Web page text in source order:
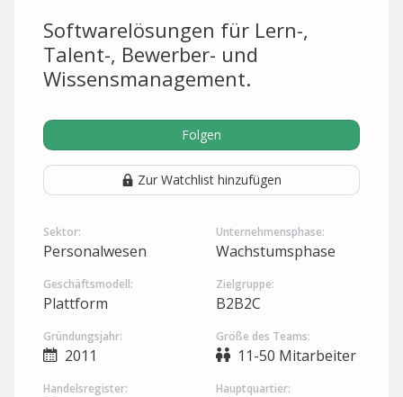
Softwarelösungen für Lern-,
Talent-, Bewerber- und
Wissensmanagement.
Folgen
Zur Watchlist hinzufügen
Sektor:
Personalwesen
Unternehmensphase:
Wachstumsphase
Geschäftsmodell:
Plattform
Zielgruppe:
B2B2C
Gründungsjahr:
2011
Größe des Teams:
11-50 Mitarbeiter
Handelsregister: Hauptquartier: